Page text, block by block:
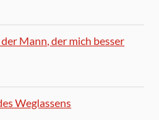
Mann, der mich besser
Weglassens